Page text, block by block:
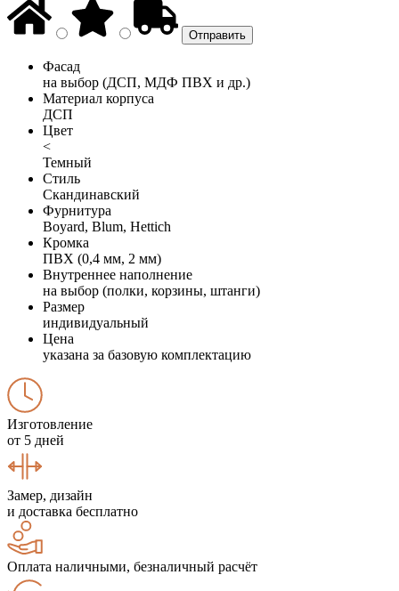
Фасад
на выбор (ДСП, МДФ ПВХ и др.)
Материал корпуса
ДСП
Цвет
<
Темный
Стиль
Скандинавский
Фурнитура
Boyard, Blum, Hettich
Кромка
ПВХ (0,4 мм, 2 мм)
Внутреннее наполнение
на выбор (полки, корзины, штанги)
Размер
индивидуальный
Цена
указана за базовую комплектацию
Изготовление
от 5 дней
Замер, дизайн
и доставка бесплатно
Оплата наличными, безналичный расчёт